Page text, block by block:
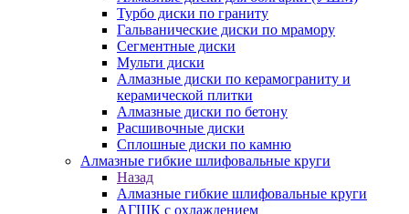
Турбо диски по граниту
Гальванические диски по мрамору
Сегментные диски
Мульти диски
Алмазные диски по керамограниту и
керамической плитки
Алмазные диски по бетону
Расшивочные диски
Сплошные диски по камню
Алмазные гибкие шлифовальные круги
Назад
Алмазные гибкие шлифовальные круги
АГШК с охлаждением